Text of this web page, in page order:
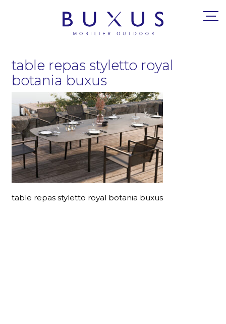
table repas styletto royal
botania buxus
table repas styletto royal botania buxus